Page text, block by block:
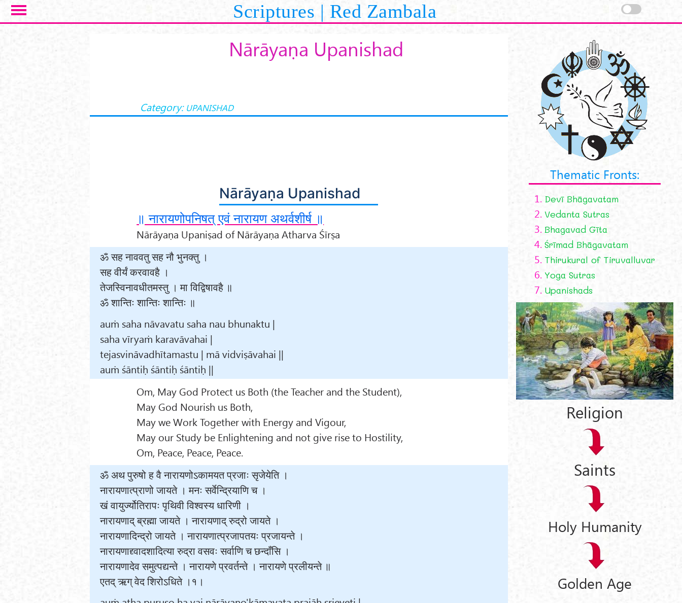
Skip to main content Scriptures | Red Zambala
Nārāyaṇa Upanishad
Category: UPANISHAD
Nārāyaṇa Upanishad
॥ नारायणोपनिषत् एवं नारायण अथर्वशीर्ष ॥
Nārāyaṇa Upaniṣad of Nārāyaṇa Atharva Śīrṣa
ॐ सह नाववतु सह नौ भुनक्तु ।
सह वीर्यं करवावहै ।
तेजस्विनावधीतमस्तु । मा विद्विषावहै ॥
ॐ शान्तिः शान्तिः शान्तिः ॥
auṁ saha nāvavatu saha nau bhunaktu |
saha vīryaṁ karavāvahai |
tejasvināvadhītamastu | mā vidviṣāvahai ||
auṁ śāntiḥ śāntiḥ śāntiḥ ||
Om, May God Protect us Both (the Teacher and the Student),
May God Nourish us Both,
May we Work Together with Energy and Vigour,
May our Study be Enlightening and not give rise to Hostility,
Om, Peace, Peace, Peace.
ॐ अथ पुरुषो ह वै नारायणोऽकामयत प्रजाः सृजेयेति ।
नारायणात्प्राणो जायते । मनः सर्वेन्द्रियाणि च ।
खं वायुर्ज्योतिरापः पृथिवी विश्वस्य धारिणी ।
नारायणाद् ब्रह्मा जायते । नारायणाद् रुद्रो जायते ।
नारायणादिन्द्रो जायते । नारायणात्प्रजापतयः प्रजायन्ते ।
नारायणाद्द्वादशादित्या रुद्रा वसवः सर्वाणि च छन्दाँसि ।
नारायणादेव समुत्पद्यन्ते । नारायणे प्रवर्तन्ते । नारायणे प्रलीयन्ते ॥
एतद् ऋग् वेद शिरोऽधिते ।१।
Thematic Fronts:
1. Devī Bhāgavatam
2. Vedanta Sutras
3. Bhagavad Gīta
4. Śrīmad Bhāgavatam
5. Thirukural of Tiruvalluvar
6. Yoga Sutras
7. Upanishads
Religion
Saints
Holy Humanity
Golden Age